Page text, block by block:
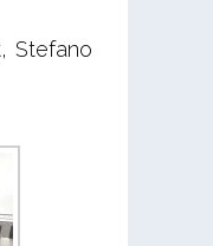
Stefano